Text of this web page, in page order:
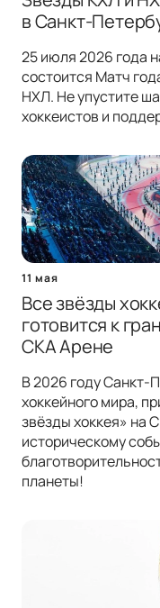
в Санкт-
25 июля 2026 года
состоится Матч
НХЛ. Не упустите
хоккеистов и
11 мая
Все звёзды
готовится к
СКА Арене
В 2026 году Санкт-
хоккейного мира,
звёзды хоккея» на
историческому
планеты!